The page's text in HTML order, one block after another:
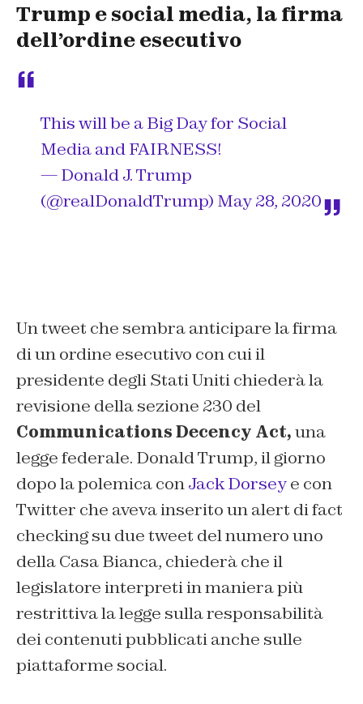
Trump e social media, la firma
dell’ordine esecutivo
This will be a Big Day for Social
Media and FAIRNESS!
— Donald J. Trump
(@realDonaldTrump) May 28, 2020
Un tweet che sembra anticipare la firma
di un ordine esecutivo con cui il
presidente degli Stati Uniti chiederà la
revisione della sezione 230 del
Communications Decency Act,una
legge federale. Donald Trump, il giorno
dopo la polemica conJack Dorseye con
Twitter che aveva inserito un alert di fact
checking su due tweet del numero uno
della Casa Bianca, chiederà che il
legislatore interpreti in maniera più
restrittiva la legge sulla responsabilità
dei contenuti pubblicati anche sulle
piattaforme social.